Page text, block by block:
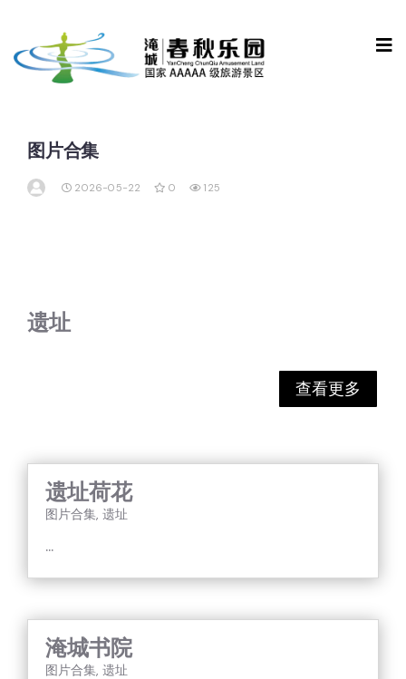
图片合集
2026-05-22 0 125
遗址
查看更多
遗址荷花
图片合集, 遗址
...
淹城书院
图片合集, 遗址